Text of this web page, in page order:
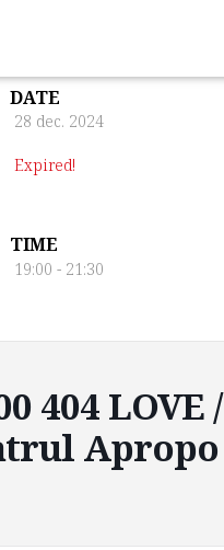
DATE
28 dec. 2024
Expired!
TIME
19:00 - 21:30
404 LOVE /
Apropo